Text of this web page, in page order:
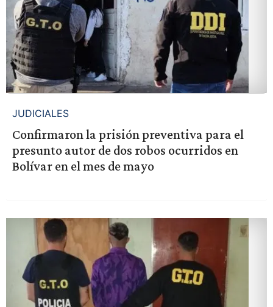
JUDICIALES
Confirmaron la prisión preventiva para el
presunto autor de dos robos ocurridos en
Bolívar en el mes de mayo